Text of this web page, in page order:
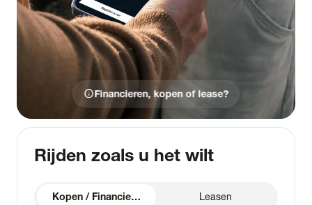
infoFinancieren, kopen of lease?
Rijden zoals u het wilt
Kopen / Financieren Leasen